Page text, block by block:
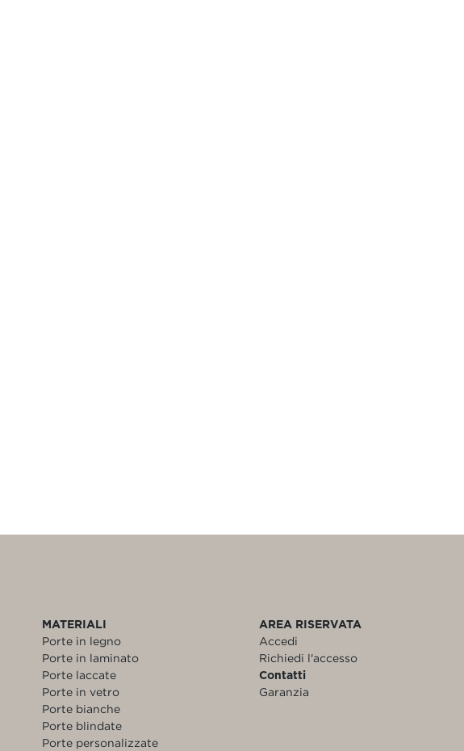
MATERIALI
Porte in legno
Porte in laminato
Porte laccate
Porte in vetro
Porte bianche
Porte blindate
Porte personalizzate
AREA RISERVATA
Accedi
Richiedi l'accesso
Contatti
Garanzia